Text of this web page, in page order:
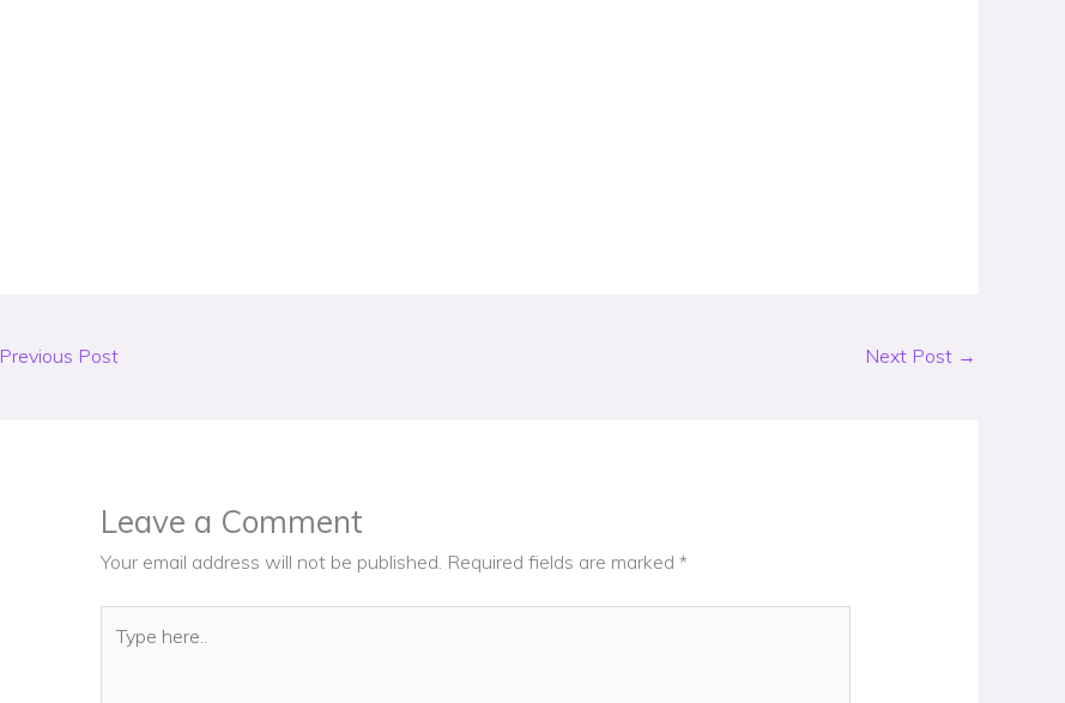
Previous Post Next Post →
Leave a Comment
Your email address will not be published. Required fields are marked *
here..